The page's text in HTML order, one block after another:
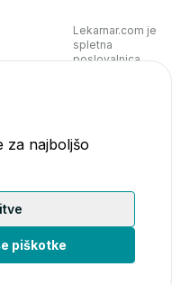
Lekarnar.com je
spletna
poslovalnica
za najboljšo
piškotke